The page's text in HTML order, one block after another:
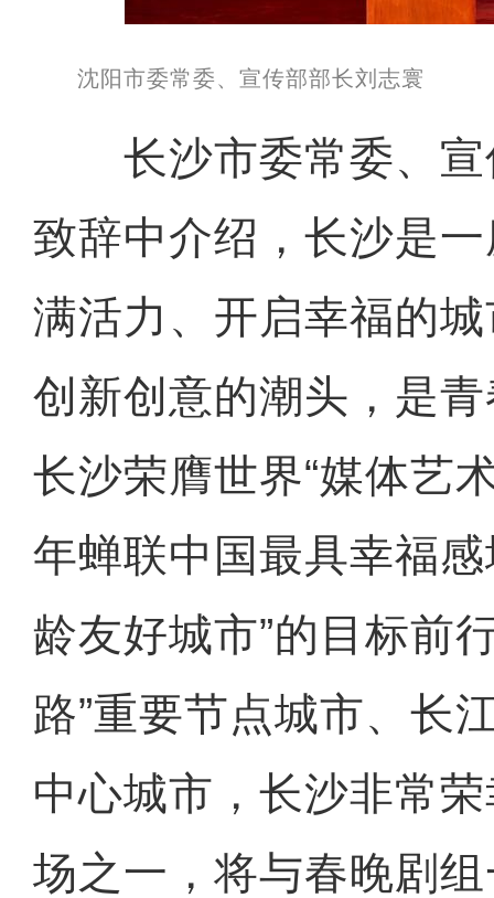
沈阳市委常委、宣传部部长刘志寰
长沙市委常委、宣
致辞中介绍，长沙是
满活力、开启幸福的
创新创意的潮头，是
长沙荣膺世界“媒体艺
年蝉联中国最具幸福
龄友好城市”的目标前
路”重要节点城市、长
中心城市，长沙非常
场之一，将与春晚剧